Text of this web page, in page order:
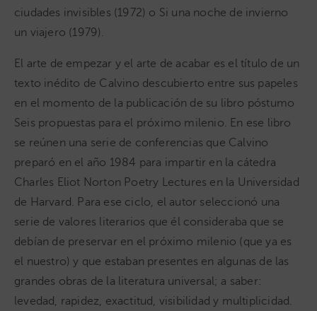
ciudades invisibles (1972) o Si una noche de invierno
un viajero (1979).
El arte de empezar y el arte de acabar es el título de un
texto inédito de Calvino descubierto entre sus papeles
en el momento de la publicación de su libro póstumo
Seis propuestas para el próximo milenio. En ese libro
se reúnen una serie de conferencias que Calvino
preparó en el año 1984 para impartir en la cátedra
Charles Eliot Norton Poetry Lectures en la Universidad
de Harvard. Para ese ciclo, el autor seleccionó una
serie de valores literarios que él consideraba que se
debían de preservar en el próximo milenio (que ya es
el nuestro) y que estaban presentes en algunas de las
grandes obras de la literatura universal; a saber:
levedad, rapidez, exactitud, visibilidad y multiplicidad.